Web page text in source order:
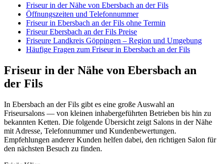
Friseur in der Nähe von Ebersbach an der Fils
Öffnungszeiten und Telefonnummer
Friseur in Ebersbach an der Fils ohne Termin
Friseur Ebersbach an der Fils Preise
Friseure Landkreis Göppingen – Region und Umgebung
Häufige Fragen zum Friseur in Ebersbach an der Fils
Friseur in der Nähe von Ebersbach an
der Fils
In Ebersbach an der Fils gibt es eine große Auswahl an
Friseursalons — von kleinen inhabergeführten Betrieben bis hin zu
bekannten Ketten. Die folgende Übersicht zeigt Salons in der Nähe
mit Adresse, Telefonnummer und Kundenbewertungen.
Empfehlungen anderer Kunden helfen dabei, den richtigen Salon für
den nächsten Besuch zu finden.